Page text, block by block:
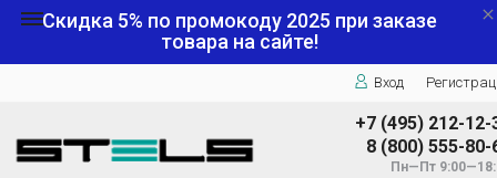
Скидка 5% по промокоду 2025 при заказе
товара на сайте!
Вход
+7 (495) 212-12-
8 (800) 555-80-
Пн—Пт